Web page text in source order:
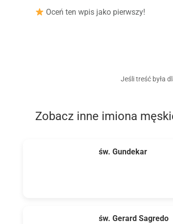
Oceń ten wpis jako pierwszy!
Jeśli treść była
Zobacz inne imiona
św. Gundekar
św. Gerard Sagredo